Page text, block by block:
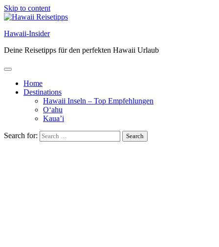
Skip to content
Hawaii-Insider
Deine Reisetipps für den perfekten Hawaii Urlaub
Home
Destinations
Hawaii Inseln – Top Empfehlungen
O‘ahu
Kaua’i
Search for: